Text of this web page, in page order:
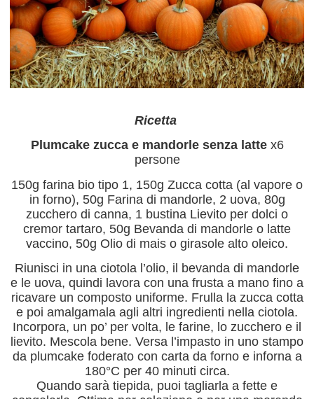
Ricetta
Plumcake zucca e mandorle senza lattex6
persone
150g farina bio tipo 1, 150g Zucca cotta (al vapore o
in forno), 50g Farina di mandorle, 2 uova, 80g
zucchero di canna, 1 bustina Lievito per dolci o
cremor tartaro, 50g Bevanda di mandorle o latte
vaccino, 50g Olio di mais o girasole alto oleico.
Riunisci in una ciotola l’olio, il bevanda di mandorle
e le uova, quindi lavora con una frusta a mano fino a
ricavare un composto uniforme. Frulla la zucca cotta
e poi amalgamala agli altri ingredienti nella ciotola.
Incorpora, un po’ per volta, le farine, lo zucchero e il
lievito. Mescola bene. Versa l’impasto in uno stampo
da plumcake foderato con carta da forno e inforna a
180°C per 40 minuti circa.
Quando sarà tiepida, puoi tagliarla a fette e